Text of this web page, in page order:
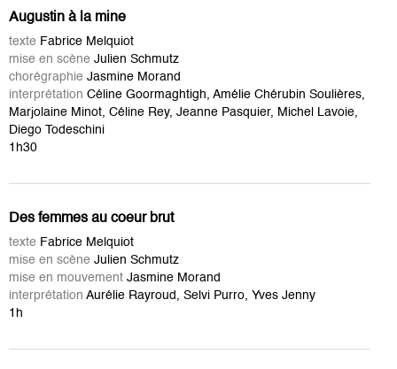
Augustin à la mine
texte Fabrice Melquiot
mise en scène Julien Schmutz
chorégraphie Jasmine Morand
interprétation Céline Goormaghtigh, Amélie Chérubin Soulières,
Marjolaine Minot, Céline Rey, Jeanne Pasquier, Michel Lavoie,
Diego Todeschini
1h30
Des femmes au coeur brut
texte Fabrice Melquiot
mise en scène Julien Schmutz
mise en mouvement Jasmine Morand
interprétation Aurélie Rayroud, Selvi Purro, Yves Jenny
1h